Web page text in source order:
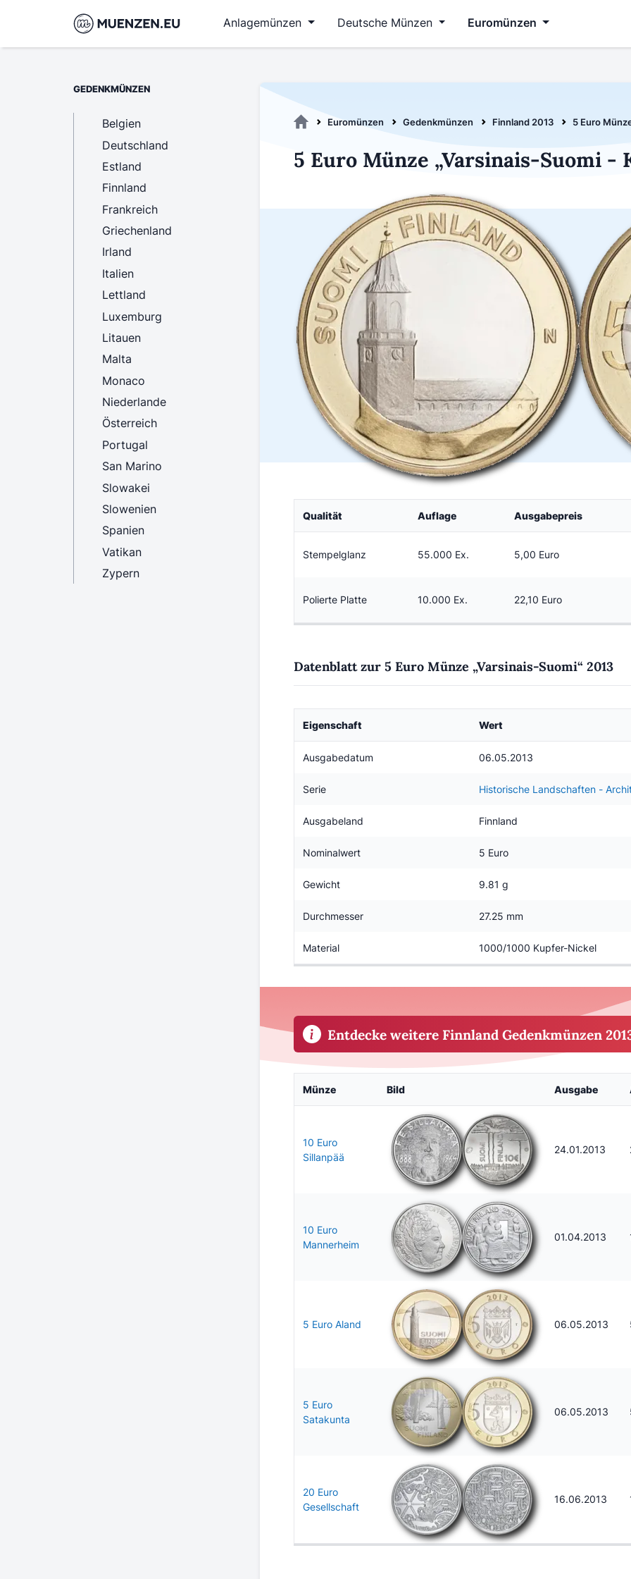
Anlagemünzen Deutsche Münzen Euromünzen
Euromünzen Gedenkmünzen Finnland 2013 5 Euro
5 Euro Münze „Varsinais-Suomi -
Qualität Auflage Ausgabepreis
Stempelglanz 55.000 Ex. 5,00 Euro
Polierte Platte 10.000 Ex. 22,10 Euro
Datenblatt zur 5 Euro Münze „Varsinais-Suomi“ 2013
Eigenschaft Wert
Ausgabedatum 06.05.2013
Serie Historische Landschaften -
Ausgabeland Finnland
Nominalwert 5 Euro
Gewicht 9.81 g
Durchmesser 27.25 mm
Material 1000/1000 Kupfer-Nickel
Entdecke weitere Finnland Gedenkmünzen
Münze Bild Ausgabe
10 Euro
Sillanpää
24.01.2013
10 Euro
Mannerheim
01.04.2013
5 Euro Aland 06.05.2013
5 Euro
Satakunta
06.05.2013
20 Euro
Gesellschaft
16.06.2013
GEDENKMÜNZEN
Belgien
Deutschland
Estland
Finnland
Frankreich
Griechenland
Irland
Italien
Lettland
Luxemburg
Litauen
Malta
Monaco
Niederlande
Österreich
Portugal
San Marino
Slowakei
Slowenien
Spanien
Vatikan
Zypern